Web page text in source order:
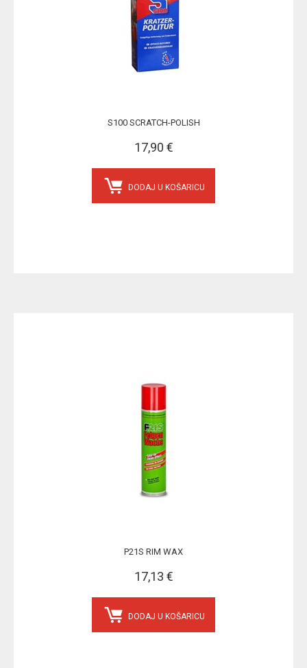
S100 SCRATCH-POLISH
17,90 €
DODAJ U KOŠARICU
P21S RIM WAX
17,13 €
DODAJ U KOŠARICU